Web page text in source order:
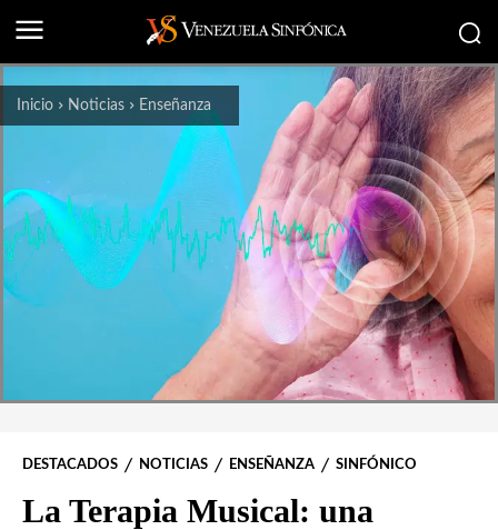
Inicio Noticias Enseñanza
DESTACADOS NOTICIAS ENSEÑANZA SINFÓNICO
La Terapia Musical: una